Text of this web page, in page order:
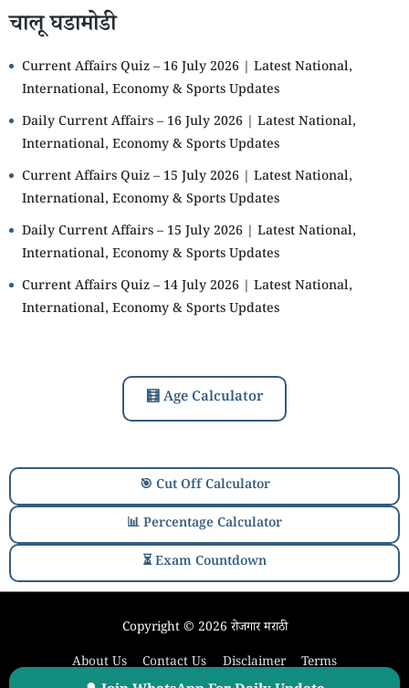
चालू घडामोडी
Current Affairs Quiz – 16 July 2026 | Latest National,
International, Economy & Sports Updates
Daily Current Affairs – 16 July 2026 | Latest National,
International, Economy & Sports Updates
Current Affairs Quiz – 15 July 2026 | Latest National,
International, Economy & Sports Updates
Daily Current Affairs – 15 July 2026 | Latest National,
International, Economy & Sports Updates
Current Affairs Quiz – 14 July 2026 | Latest National,
International, Economy & Sports Updates
🧮 Age Calculator
🎯 Cut Off Calculator
📊 Percentage Calculator
⏳ Exam Countdown
Copyright © 2026रोजगार मराठी
About Us
Contact Us Disclaimer
Terms